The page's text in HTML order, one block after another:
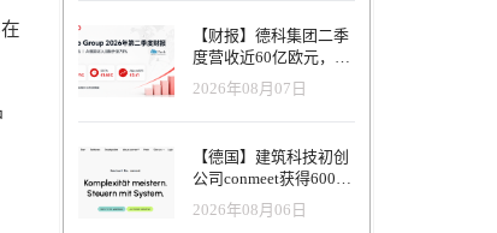
【财报】德科集团二季
度营收近60亿欧元，其
中AI代理已覆盖50%收
入，招聘服务进入运营
重构阶段
2026年08月07日
【德国】建筑科技初创
公司conmeet获得600万
欧元种子轮融资，用于
打造面向贸易和建筑行
2026年08月06日